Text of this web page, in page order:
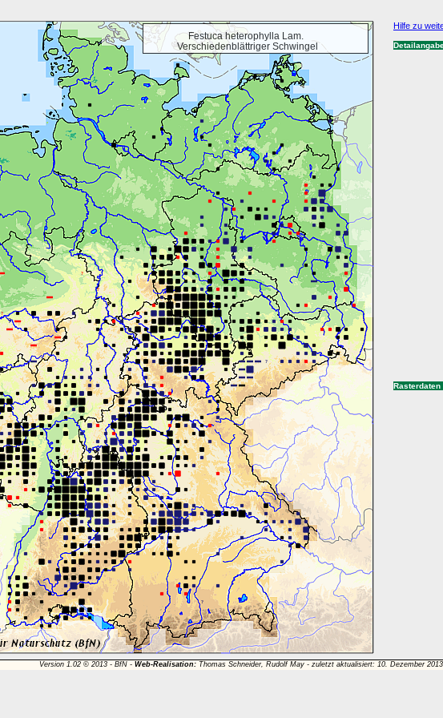
Festuca heterophylla Lam.
Verschiedenblättriger Schwingel
Rasterdaten
Hilfe zu
Version 1.02 © 2013 - BfN - Web-Realisation: Thomas Schneider, Rudolf May - zuletzt aktualisiert: 10. Dezember